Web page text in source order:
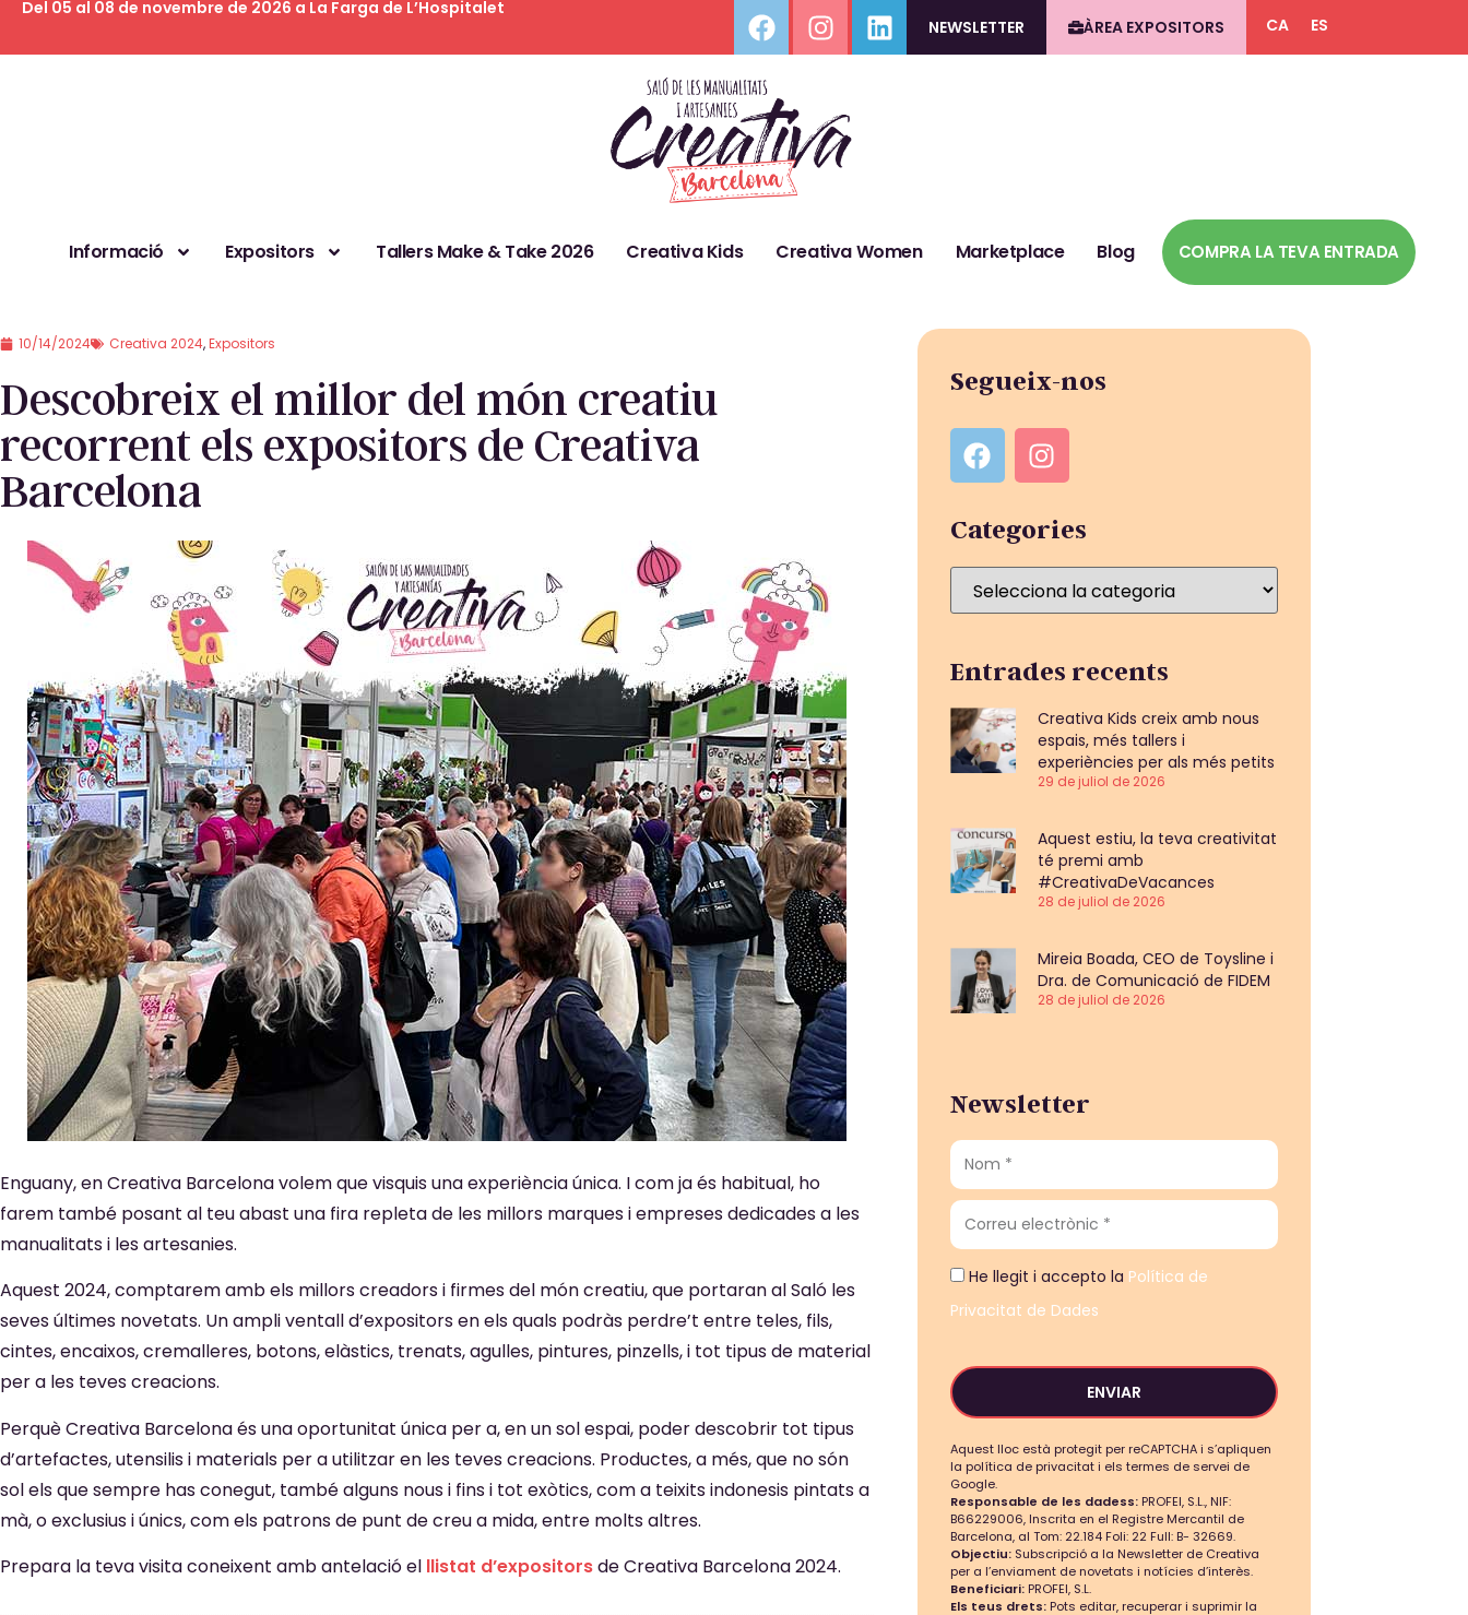
Del 05 al 08 de novembre de 2026 a La Farga de L’Hospitalet
NEWSLETTER
ÀREA EXPOSITORS CA ES
Informació Expositors Tallers Make & Take 2026 Creativa Kids Creativa Women Marketplace Blog COMPRA LA TEVA ENTRADA
10/14/2024 Creativa 2024,Expositors
Descobreix el millor del món creatiu
recorrent els expositors de Creativa
Barcelona
Enguany, en Creativa Barcelona volem que visquis una experiència única. I com ja és habitual, ho
farem també posant al teu abast una fira repleta de les millors marques i empreses dedicades a les
manualitats i les artesanies.
Aquest 2024, comptarem amb els millors creadors i firmes del món creatiu, que portaran al Saló les
seves últimes novetats. Un ampli ventall d’expositors en els quals podràs perdre’t entre teles, fils,
cintes, encaixos, cremalleres, botons, elàstics, trenats, agulles, pintures, pinzells, i tot tipus de material
per a les teves creacions.
Perquè Creativa Barcelona és una oportunitat única per a, en un sol espai, poder descobrir tot tipus
d’artefactes, utensilis i materials per a utilitzar en les teves creacions. Productes, a més, que no són
sol els que sempre has conegut, també alguns nous i fins i tot exòtics, com a teixits indonesis pintats a
mà, o exclusius i únics, com els patrons de punt de creu a mida, entre molts altres.
Prepara la teva visita coneixent amb antelació el llistat d’expositorsde Creativa Barcelona 2024.
Segueix-nos
Categories
Entrades recents
Creativa Kids creix amb nous
espais, més tallers i
experiències per als més petits
29 de juliol de 2026
Aquest estiu, la teva creativitat
té premi amb
#CreativaDeVacances
28 de juliol de 2026
Mireia Boada, CEO de Toysline i
Dra. de Comunicació de FIDEM
28 de juliol de 2026
Newsletter
He llegit i accepto la Política de
Privacitat de Dades
ENVIAR
Aquest lloc està protegit per reCAPTCHA i s’apliquen
la política de privacitat i els termes de servei de
Google.
Responsable de les dadess:PROFEI, S.L., NIF:
B66229006, Inscrita en el Registre Mercantil de
Barcelona, al Tom: 22.184 Foli: 22 Full: B- 32669.
Objectiu:Subscripció a la Newsletter de Creativa
per a l’enviament de novetats i notícies d’interès.
Beneficiari:PROFEI, S.L.
Els teus drets:Pots editar, recuperar i suprimir la